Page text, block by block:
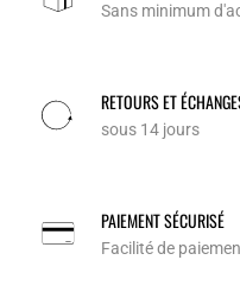
Sans minimum
RETOURS ET
sous 14 jours
PAIEMENT SÉCURISÉ
Facilité de